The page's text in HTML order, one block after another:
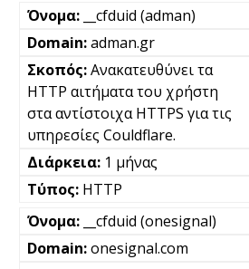
__cfduid (adman)
adman.gr
Ανακατευθύνει τα
HTTP αιτήματα του χρήστη
στα αντίστοιχα HTTPS για τις
υπηρεσίες Couldflare.
1 μήνας
HTTP
__cfduid (onesignal)
onesignal.com